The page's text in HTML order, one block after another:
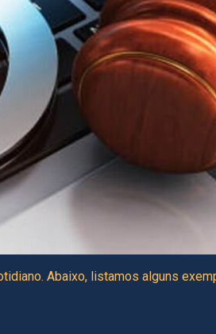
Abaixo, listamos alguns